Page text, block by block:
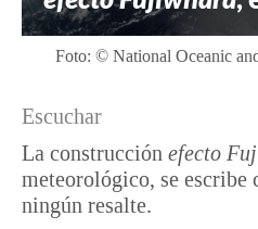
Foto: © National Oceanic
Escuchar
La construcción efecto
meteorológico, se escribe
ningún resalte.